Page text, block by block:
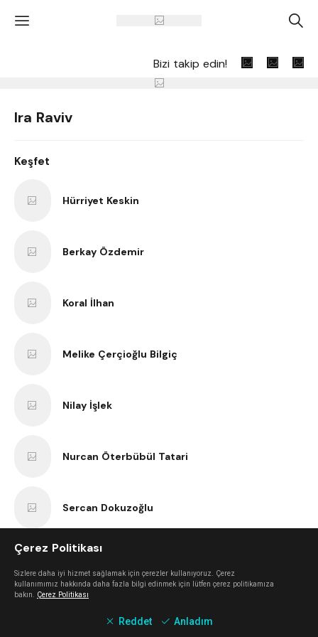
' A
Bizi takip edin!
Ira Raviv
Keşfet
Hürriyet Keskin
Berkay Özdemir
Koral İlhan
Melike Çerçioğlu Bilgiç
Nilay İşlek
Nurcan Öterbübül Tatari
Sercan Dokuzoğlu
Çerez Politikası
Sizlere daha iyi hizmet sağlamak için çerezler kullanıyoruz. Çerez
kullanımımız hakkında daha fazla bilgi edinmek için lütfen çerez politikamıza
bakın. Çerez Politikası
Reddet Anladım